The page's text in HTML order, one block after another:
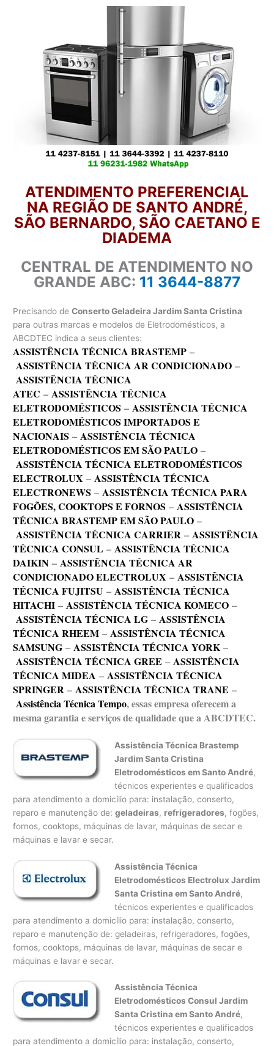
ATENDIMENTO PREFERENCIAL
NA REGIÃO DE SANTO ANDRÉ,
SÃO BERNARDO, SÃO CAETANO E
DIADEMA
CENTRAL DE ATENDIMENTO NO
GRANDE ABC: 11 3644-8877
Precisando deConserto Geladeira Jardim Santa Cristina
para outras marcas e modelos de Eletrodomésticos, a
ABCDTEC indica a seus clientes:
ASSISTÊNCIA TÉCNICA BRASTEMP –
ASSISTÊNCIA TÉCNICA AR CONDICIONADO –
ASSISTÊNCIA TÉCNICA
ATEC –ASSISTÊNCIA TÉCNICA
ELETRODOMÉSTICOS –ASSISTÊNCIA TÉCNICA
ELETRODOMÉSTICOS IMPORTADOS E
NACIONAIS –ASSISTÊNCIA TÉCNICA
ELETRODOMÉSTICOS EM SÃO PAULO –
ASSISTÊNCIA TÉCNICA ELETRODOMÉSTICOS
ELECTROLUX –ASSISTÊNCIA TÉCNICA
ELECTRONEWS –ASSISTÊNCIA TÉCNICA PARA
FOGÕES, COOKTOPS E FORNOS –ASSISTÊNCIA
TÉCNICA BRASTEMP EM SÃO PAULO –
ASSISTÊNCIA TÉCNICA CARRIER –ASSISTÊNCIA
TÉCNICA CONSUL –ASSISTÊNCIA TÉCNICA
DAIKIN –ASSISTÊNCIA TÉCNICA AR
CONDICIONADO ELECTROLUX –ASSISTÊNCIA
TÉCNICA FUJITSU –ASSISTÊNCIA TÉCNICA
HITACHI –ASSISTÊNCIA TÉCNICA KOMECO –
ASSISTÊNCIA TÉCNICA LG –ASSISTÊNCIA
TÉCNICA RHEEM –ASSISTÊNCIA TÉCNICA
SAMSUNG –ASSISTÊNCIA TÉCNICA YORK–
ASSISTÊNCIA TÉCNICA GREE –ASSISTÊNCIA
TÉCNICA MIDEA –ASSISTÊNCIA TÉCNICA
SPRINGER –ASSISTÊNCIA TÉCNICA TRANE –
Assistência Técnica Tempo, essas empresa oferecem a
mesma garantia e serviços de qualidade que a ABCDTEC.
Assistência Técnica Brastemp
Jardim Santa Cristina
Eletrodomésticos em Santo André,
técnicos experientes e qualificados
para atendimento a domicílio para: instalação, conserto,
reparo e manutenção de:geladeiras, refrigeradores, fogões,
fornos, cooktops, máquinas de lavar, máquinas de secar e
máquinas e lavar e secar.
Assistência Técnica
Eletrodomésticos Electrolux Jardim
Santa Cristina em Santo André,
técnicos experientes e qualificados
para atendimento a domicílio para: instalação, conserto,
reparo e manutenção de: geladeiras, refrigeradores, fogões,
fornos, cooktops, máquinas de lavar, máquinas de secar e
máquinas e lavar e secar.
Assistência Técnica
Eletrodomésticos Consul Jardim
Santa Cristina em Santo André,
técnicos experientes e qualificados
para atendimento a domicílio para: instalação, conserto,